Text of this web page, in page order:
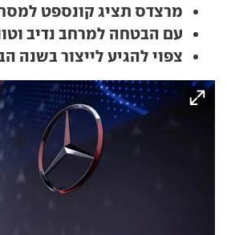
מרצדס תציג קונספט
עם הבטחה למרחב נדיב וטווח של
צפוי להגיע לייצור בשנה